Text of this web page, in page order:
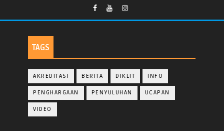
TAGS
AKREDITASI BERITA DIKLIT INFO
PENGHARGAAN PENYULUHAN UCAPAN
VIDEO